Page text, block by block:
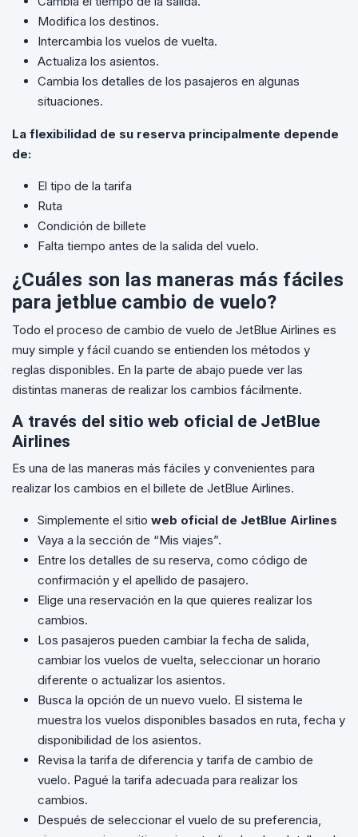
Modifica los destinos.
Intercambia los vuelos de vuelta.
Actualiza los asientos.
Cambia los detalles de los pasajeros en algunas
situaciones.
La flexibilidad de su reserva principalmente depende
de:
El tipo de la tarifa
Ruta
Condición de billete
Falta tiempo antes de la salida del vuelo.
¿Cuáles son las maneras más fáciles
para jetblue cambio de vuelo?
Todo el proceso de cambio de vuelo de JetBlue Airlines es
muy simple y fácil cuando se entienden los métodos y
reglas disponibles. En la parte de abajo puede ver las
distintas maneras de realizar los cambios fácilmente.
A través del sitio web oficial de JetBlue
Airlines
Es una de las maneras más fáciles y convenientes para
realizar los cambios en el billete de JetBlue Airlines.
Simplemente el sitio web oficial de JetBlue Airlines
Vaya a la sección de “Mis viajes”.
Entre los detalles de su reserva, como código de
confirmación y el apellido de pasajero.
Elige una reservación en la que quieres realizar los
cambios.
Los pasajeros pueden cambiar la fecha de salida,
cambiar los vuelos de vuelta, seleccionar un horario
diferente o actualizar los asientos.
Busca la opción de un nuevo vuelo. El sistema le
muestra los vuelos disponibles basados en ruta, fecha y
disponibilidad de los asientos.
Revisa la tarifa de diferencia y tarifa de cambio de
vuelo. Pagué la tarifa adecuada para realizar los
cambios.
Después de seleccionar el vuelo de su preferencia,